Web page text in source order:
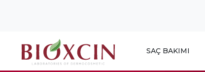
SAÇ BAKIMI